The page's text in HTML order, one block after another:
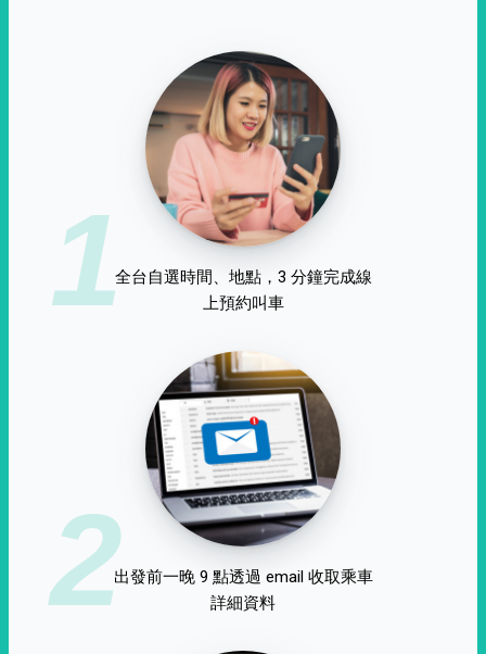
1全台自選時間、地點，3 分鐘完成線
上預約叫車
2出發前一晚 9 點透過 email 收取乘車
詳細資料